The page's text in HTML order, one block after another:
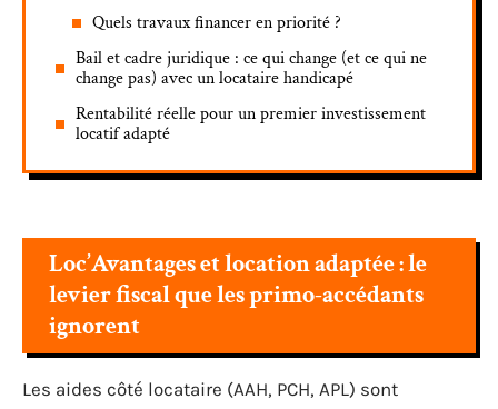
Quels travaux financer en priorité ?
Bail et cadre juridique : ce qui change (et ce qui ne
change pas) avec un locataire handicapé
Rentabilité réelle pour un premier investissement
locatif adapté
Loc’Avantages et location adaptée : le
levier fiscal que les primo-accédants
ignorent
Les aides côté locataire (AAH, PCH, APL) sont